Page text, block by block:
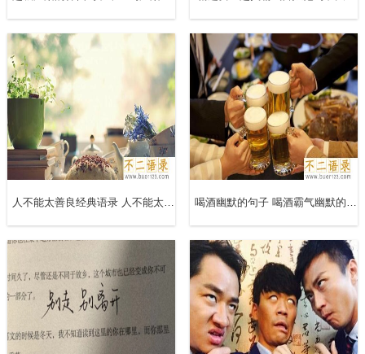
己，好好努力。别说以后，就从明天早起开始吧。自己的人
生，自己掌控才漂亮。晚安
15、过分的善良有时候也是一种傻，记住要把你的善良，留
给那些懂得感恩的人。晚安
16、冬色渐浓，保重身体；气温渐冷，多穿棉衣。这是个容
易生病的季节，千万记得要照顾好自己！晚安！
17、累，有时候也是种享受，因为它让生活变得充实。晚
安!
18、爱成往事，只有时光会记得。回望过去的岁月，时光从
身边悄无声息流淌。伫立在红尘彼岸，眉眼凝盈，青丝如
人不能太善良经典语录 人不能太善良经典句子 喝酒幽默的句子 喝酒霸气幽默的句子